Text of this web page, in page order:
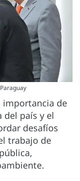
importancia de
del país y el
desafíos
trabajo de